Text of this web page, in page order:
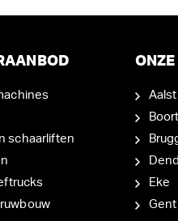
schaarliften
Aalst
Eke
Gent